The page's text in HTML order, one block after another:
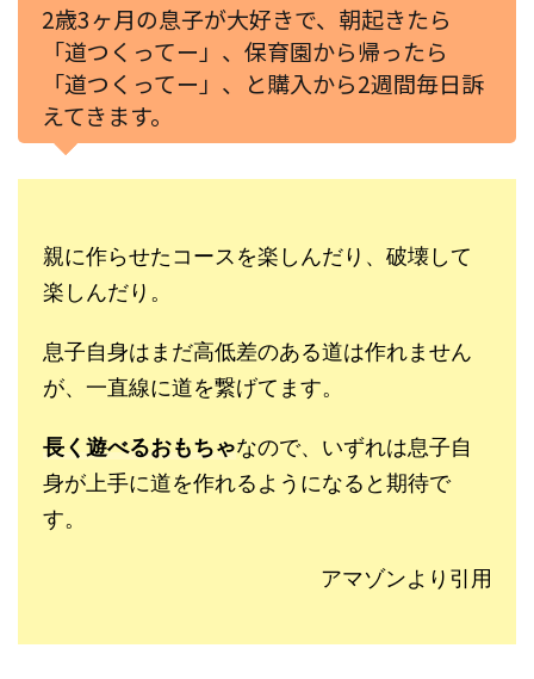
2歳3ヶ月の息子が大好きで、 朝起きたら
「道つくってー」、保育園から帰ったら
「道つくってー」、
と購入から2週間毎日訴
えてきます。
親に作らせたコースを楽しんだり、破壊して
楽しんだり。
息子自身はまだ高低差のある道は作れません
が、 一直線に道を繋げてます。
長く遊べるおもちゃなので、 いずれは息子自
身が上手に道を作れるようになると期待で
す。
アマゾンより引用